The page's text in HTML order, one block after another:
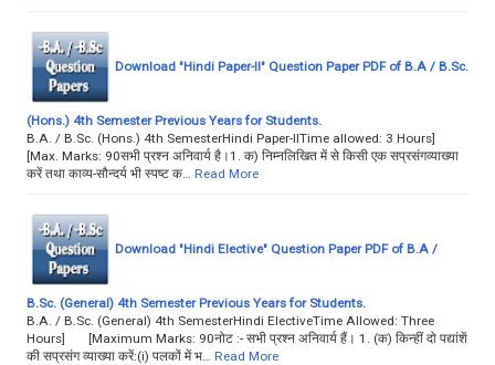
Download "Hindi Paper-II" Question Paper PDF of B.A / B.Sc.
(Hons.) 4th Semester Previous Years for Students.
B.A. / B.Sc. (Hons.) 4th SemesterHindi Paper-IITime allowed: 3 Hours]
[Max. Marks: 90सभी प्रश्न अनिवार्य है।1. क) निम्नलिखित में से किसी एक सप्रसंगव्याख्या
करें तथा काव्य-सौन्दर्य भी स्पष्ट क…
Read More
Download "Hindi Elective" Question Paper PDF of B.A /
B.Sc. (General) 4th Semester Previous Years for Students.
B.A. / B.Sc. (General) 4th SemesterHindi ElectiveTime Allowed: Three
Hours] [Maximum Marks: 90नोट :- सभी प्रश्न अनिवार्य हैं। 1. (क) किन्हीं दो पद्यांशें
की सप्रसंग व्याख्या करें:(i) पलकों में भ…
Read More